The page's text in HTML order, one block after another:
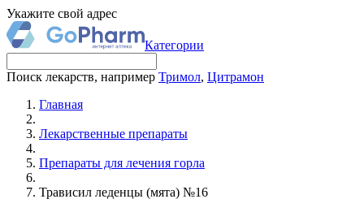
Укажите свой адрес
Категории
Поиск лекарств, например Тримол, Цитрамон
Главная
Лекарственные препараты
Препараты для лечения горла
Трависил леденцы (мята) №16